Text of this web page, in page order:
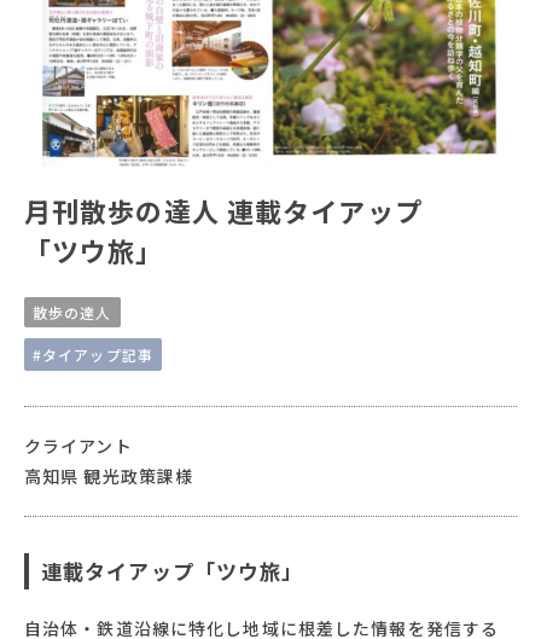
月刊散歩の達人 連載タイアップ
「ツウ旅」
散歩の達人
#タイアップ記事
クライアント
高知県 観光政策課様
連載タイアップ「ツウ旅」
自治体・鉄道沿線に特化し地域に根差した情報を発信する